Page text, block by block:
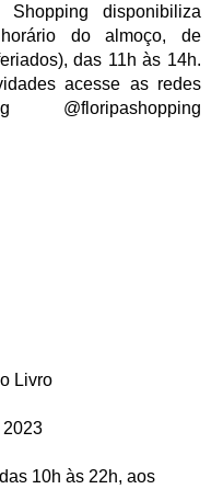
disponibiliza
do almoço, de
das 11h às 14h.
acesse as redes
Livro
2023
10h às 22h, aos